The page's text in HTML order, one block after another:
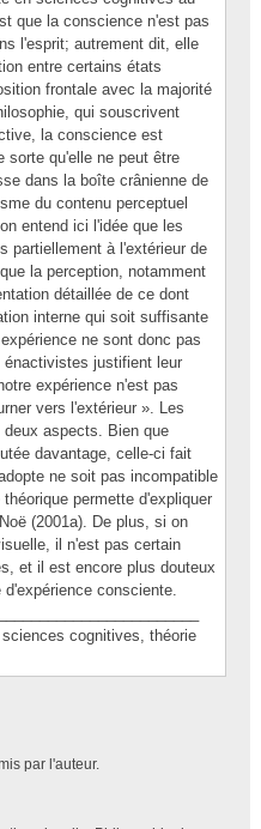
que la conscience n'est pas
l'esprit; autrement dit, elle
entre certains états
frontale avec la majorité
qui souscrivent
la conscience est
sorte qu'elle ne peut être
dans la boîte crânienne de
du contenu perceptuel
entend ici l'idée que les
partiellement à l'extérieur de
la perception, notamment
détaillée de ce dont
interne qui soit suffisante
ne sont donc pas
énactivistes justifient leur
expérience n'est pas
vers l'extérieur ». Les
aspects. Bien que
davantage, celle-ci fait
ne soit pas incompatible
permette d'expliquer
(2001a). De plus, si on
il n'est pas certain
et il est encore plus douteux
consciente.
cognitives, théorie
par l'auteur.